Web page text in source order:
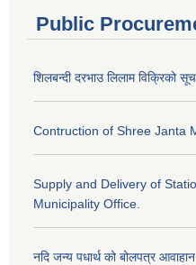
Public
शिलबन्दी दरभाउ लिलाम विक्रिको
Contruction of Shree Janta
Supply and Delivery of
Municipality Office.
नदि जन्य पधार्थ को बोलपत्र